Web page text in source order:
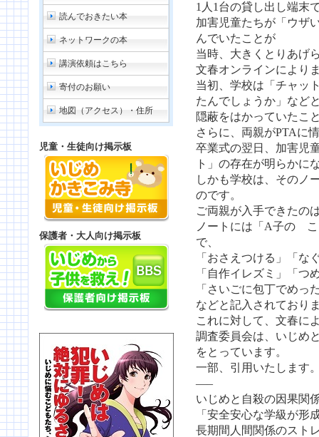
読んでおきたい本
ネットワークの本
講演依頼はこちら
寄付のお願い
地図（アクセス）・住所
児童・生徒向け掲示板
保護者・大人向け掲示板
1人1台の貸し出し端末
加害児童たちが「ウザ
んでいたことが
当時、大きくとりあげ
文春オンラインにより
当初、学校は「チャッ
たんでしょうか」など
隠蔽をはかっていたこ
さらに、両親がPTAに
卒業式の翌日、加害児
ト」の存在が明らかに
しかも学校は、そのノ
のです。
ご両親が入手できたの
ノートには「A子の こ
で、
「おさえつける」「な
「自作イレズミ」「つ
「さいごに包丁でめっ
などと記入されており
これに対して、文春に
調査委員会は、いじめ
をとっています。
一部、引用いたします
—–
いじめと自殺の因果関
「安全安心な学級が形
長期間人間関係のスト